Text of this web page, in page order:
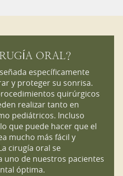
ORAL?
específicamente
y proteger su sonrisa.
quirúrgicos
realizar tanto en
pediátricos. Incluso
que puede hacer que el
mucho más fácil y
cirugía oral se
uno de nuestros pacientes
óptima.